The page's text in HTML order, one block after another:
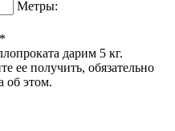
Метры:
дарим 5 кг.
ее получить, обязательно
об этом.